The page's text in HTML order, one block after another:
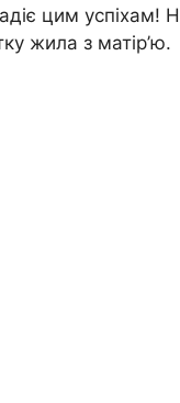
цим
жила з матір’ю.